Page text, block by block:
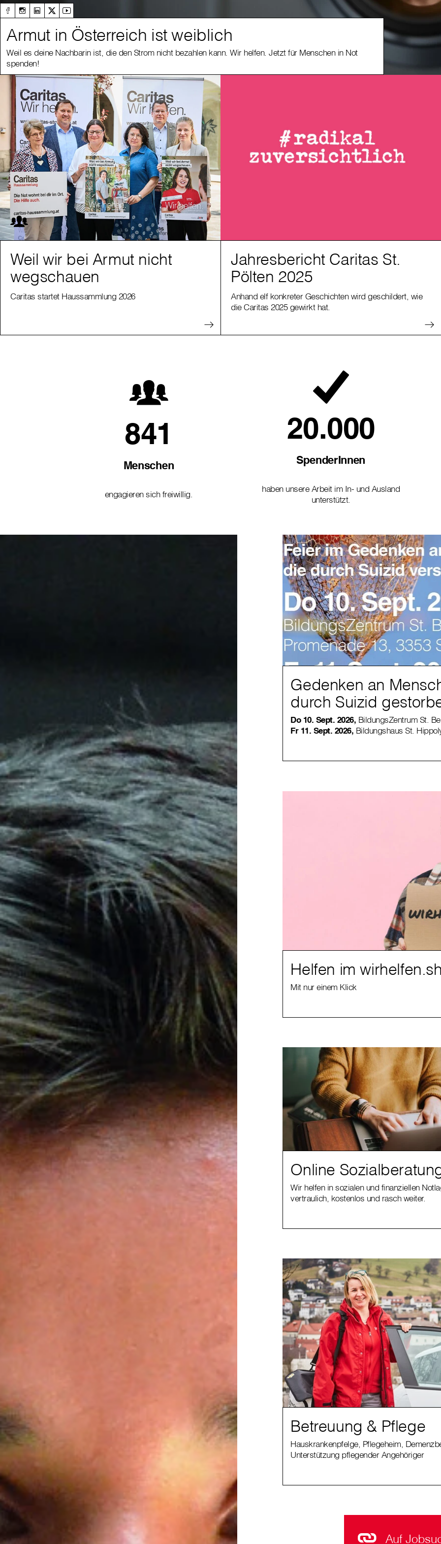
Armut in Österreich ist weiblich
Weil es deine Nachbarin ist, die den Strom nicht bezahlen kann. Wir helfen. Jetzt für Menschen in Not
spenden!
Weil wir bei Armut nicht
wegschauen
Caritas startet Haussammlung 2026
Jahresbericht Caritas St.
Pölten 2025
Anhand elf konkreter Geschichten wird geschildert, wie
die Caritas 2025 gewirkt hat.
841
Menschen
engagieren sich freiwillig.
20.000
SpenderInnen
haben unsere Arbeit im In- und Ausland
unterstützt.
Gedenken an
durch Suizid
Do 10. Sept. 2026, BildungsZentrum St.
Fr 11. Sept. 2026, Bildungshaus St.
Helfen im
Mit nur einem Klick
Online
Wir helfen in sozialen und finanziellen
vertraulich, kostenlos und rasch weiter.
Betreuung & Pflege
Hauskrankenpfelge, Pflegeheim,
Unterstützung pflegender Angehöriger
Auf